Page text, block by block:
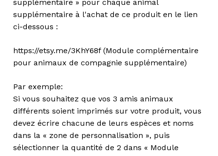
supplémentaire » pour chaque animal
supplémentaire à l'achat de ce produit en le lien
ci-dessous :
https://etsy.me/3KhY68f (Module complémentaire
pour animaux de compagnie supplémentaire)
Par exemple:
Si vous souhaitez que vos 3 amis animaux
différents soient imprimés sur votre produit, vous
devez écrire chacune de leurs espèces et noms
dans la « zone de personnalisation », puis
sélectionner la quantité de 2 dans « Module